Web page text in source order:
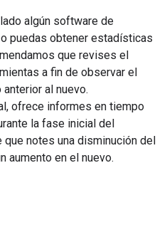
algún software de
puedas obtener estadísticas
que revises el
a fin de observar el
al nuevo.
ofrece informes en tiempo
la fase inicial del
notes una disminución del
aumento en el nuevo.